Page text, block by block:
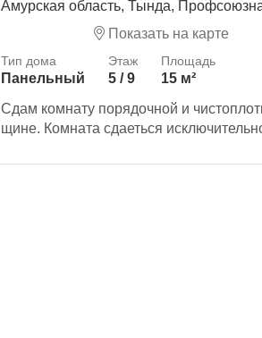
Амурская область, Тында,
Показать на карте
Панельный 5 / 9
15 м²
Сдам комнату порядочной и
щине. Комната сдаеться